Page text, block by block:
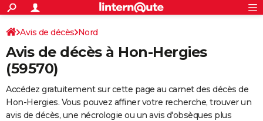
ACTUALITÉS
Politique
Société
Faits Divers
Education
Monde
Villes
+
SPORT
Coupe du monde 2026
Football
Tennis
Cyclisme
Rugby
Forum
FINANCE
Retraite
Impôts
Epargne
Immobilier
Risques naturels par ville
Banque
Assurance
Crédit
Avis de décès Nord
Avis de décès à Hon-Hergies
(59570)
Accédez gratuitement sur cette page au carnet des décès de
Hon-Hergies. Vous pouvez affiner votre recherche, trouver un
avis de décès, une nécrologie ou un avis d'obsèques plus